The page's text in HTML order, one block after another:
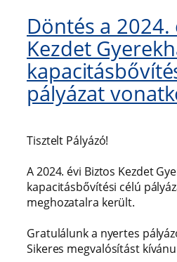
Döntés a 2024.
Kezdet
pályázat
Tisztelt Pályázó!
A 2024. évi Biztos Kezdet
kapacitásbővítési célú
meghozatalra került.
Gratulálunk a nyertes
Sikeres megvalósítást